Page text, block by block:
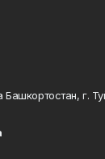
Башкортостан, г.